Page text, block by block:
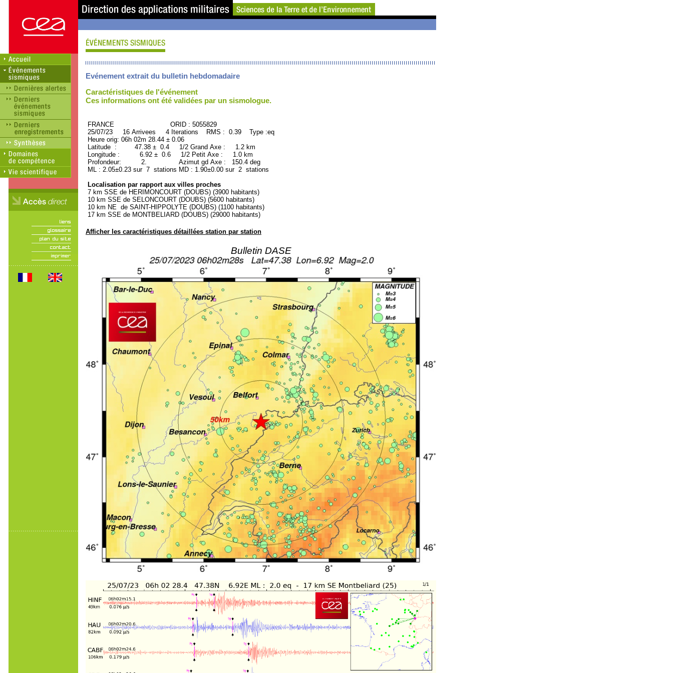
Evénement extrait du bulletin hebdomadaire
Caractéristiques de l'événement
Ces informations ont été validées par un sismologue.
FRANCE ORID : 5055829
25/07/23 16 Arrivees 4 Iterations RMS : 0.39 Type :eq
Heure orig: 06h 02m 28.44 ± 0.06
Latitude : 47.38 ± 0.4 1/2 Grand Axe : 1.2 km
Longitude : 6.92 ± 0.6 1/2 Petit Axe : 1.0 km
Profondeur: 2. Azimut gd Axe : 150.4 deg
ML : 2.05±0.23 sur 7 stations MD : 1.90±0.00 sur 2 stations
Localisation par rapport aux villes proches
7 km SSE de HERIMONCOURT (DOUBS) (3900 habitants)
10 km SSE de SELONCOURT (DOUBS) (5600 habitants)
10 km NE de SAINT-HIPPOLYTE (DOUBS) (1100 habitants)
17 km SSE de MONTBELIARD (DOUBS) (29000 habitants)
Afficher les caractéristiques détaillées station par station
Bulletin DASE